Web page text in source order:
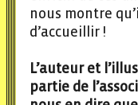
nous montre
d’accueillir !
L’auteur et
partie de